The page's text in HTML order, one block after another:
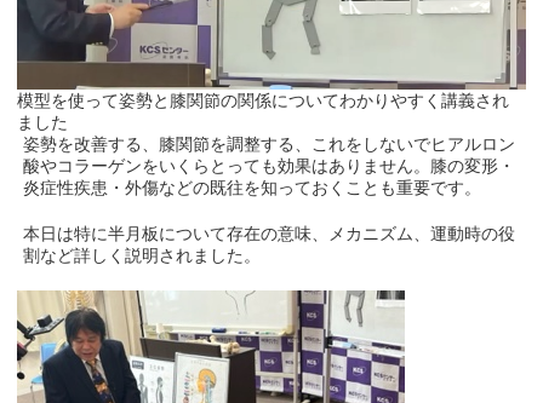
模型を使って姿勢と膝関節の関係についてわかりやすく講義され
ました
姿勢を改善する、膝関節を調整する、これをしないでヒアルロン
酸やコラーゲンをいくらとっても効果はありません。膝の変形・
炎症性疾患・外傷などの既往を知っておくことも重要です。
本日は特に半月板について存在の意味、メカニズム、運動時の役
割など詳しく説明されました。